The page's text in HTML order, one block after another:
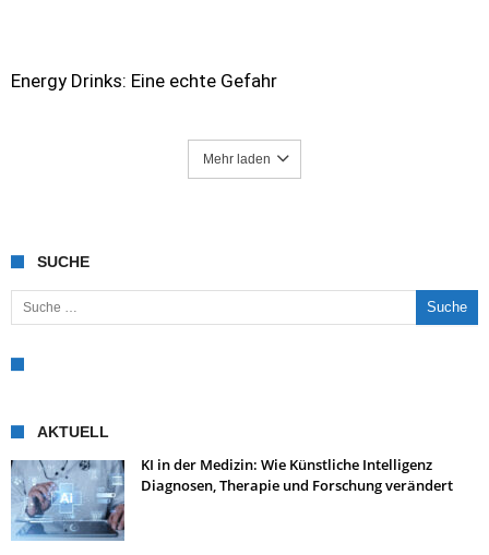
Energy Drinks: Eine echte Gefahr
Mehr laden
SUCHE
Suche nach:
AKTUELL
KI in der Medizin: Wie Künstliche Intelligenz
Diagnosen, Therapie und Forschung verändert